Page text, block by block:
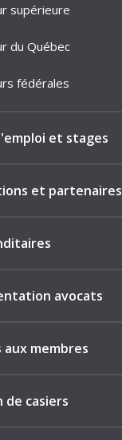
supérieure
du Québec
fédérales
et stages
et partenaires
avocats
aux membres
de casiers